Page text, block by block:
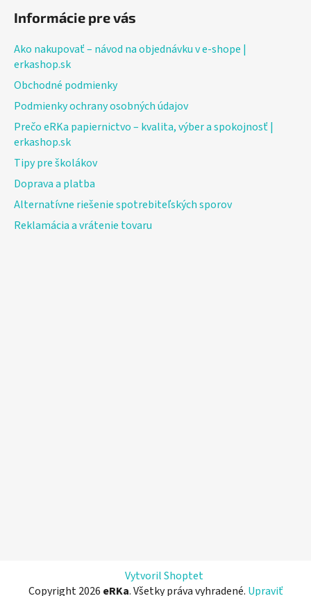
Informácie pre vás
Ako nakupovať – návod na objednávku v e-shope |
erkashop.sk
Obchodné podmienky
Podmienky ochrany osobných údajov
Prečo eRKa papiernictvo – kvalita, výber a spokojnosť |
erkashop.sk
Tipy pre školákov
Doprava a platba
Alternatívne riešenie spotrebiteľských sporov
Reklamácia a vrátenie tovaru
Vytvoril Shoptet
Copyright 2026 eRKa. Všetky práva vyhradené. Upraviť